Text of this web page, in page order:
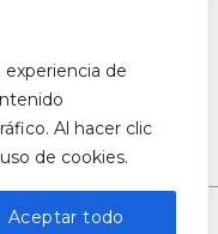
experiencia de
Al hacer clic
de cookies.
Aceptar todo
Cojines Ikat